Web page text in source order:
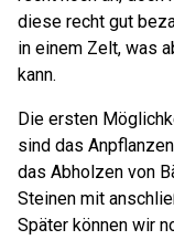
diese recht gut
in einem Zelt, was
kann.
Die ersten
sind das
das Abholzen von
Steinen mit
Später können wir